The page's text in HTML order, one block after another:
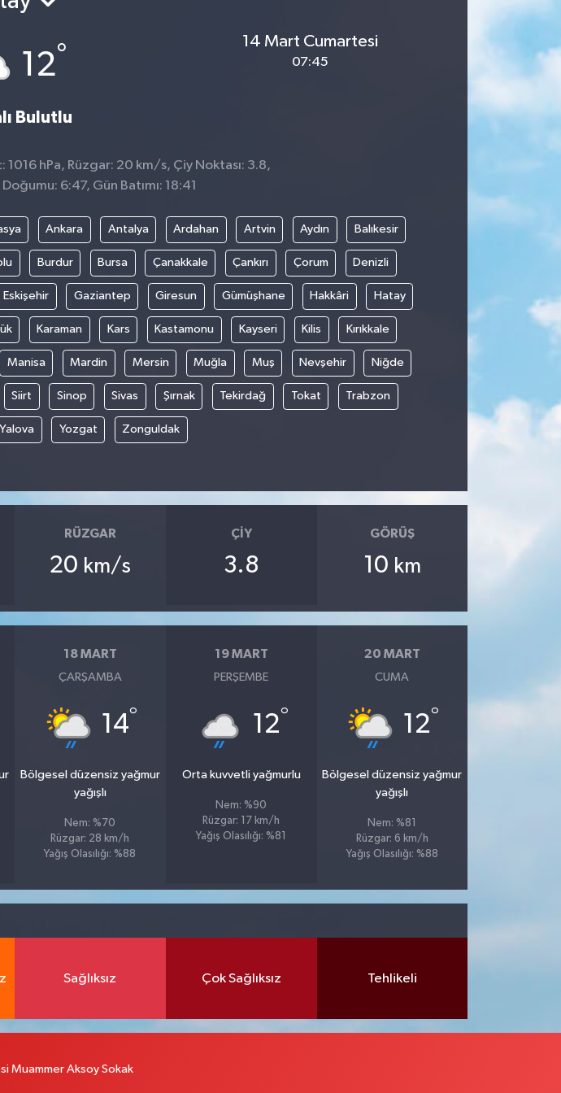
12°
Bulutlu
14 Mart Cumartesi
07:45
1016 hPa, Rüzgar: 20 km/s, Çiy Noktası: 3.8,
6:47, Gün Batımı: 18:41
Ankara Antalya Ardahan Artvin Aydın Balıkesir
Burdur Bursa Çanakkale Çankırı Çorum Denizli
Eskişehir Gaziantep Giresun Gümüşhane Hakkâri Hatay
Karaman Kars Kastamonu Kayseri Kilis Kırıkkale
Manisa Mardin Mersin Muğla Muş Nevşehir Niğde
Siirt Sinop Sivas Şırnak Tekirdağ Tokat Trabzon
Yalova Yozgat Zonguldak
RÜZGAR
20 km/s
ÇIY
3.8
GÖRÜŞ
10 km
18 MART
ÇARŞAMBA
14°
Bölgesel düzensiz yağmur
yağışlı
Nem: %70
Rüzgar: 28 km/h
Yağış Olasılığı: %88
19 MART
PERŞEMBE
12°
Orta kuvvetli yağmurlu
Nem: %90
Rüzgar: 17 km/h
Yağış Olasılığı: %81
20 MART
CUMA
12°
Bölgesel düzensiz yağmur
yağışlı
Nem: %81
Rüzgar: 6 km/h
Yağış Olasılığı: %88
Sağlıksız Çok Sağlıksız Tehlikeli
Muammer Aksoy Sokak